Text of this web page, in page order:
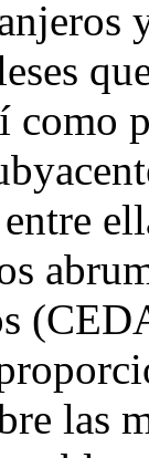
como
las